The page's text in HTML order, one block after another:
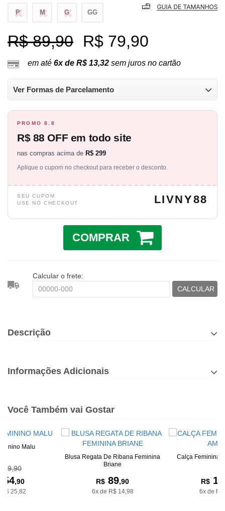
P M G GG
R$ 89,90 R$ 79,90
em até 6x de R$ 13,32 sem juros no cartão
Ver Formas de Parcelamento
PROMO 8.8
R$ 88 OFF em todo site
nas compras acima de R$ 299
Aplique o cupom no checkout para receber o desconto.
SEU CUPOM
USE NO CHECKOUT
LIVNY88
COMPRAR
Calcular o frete:
CALCULAR
Descrição
Informações Adicionais
Você Também vai Gostar
Malu
,90
25,82
Blusa Regata De Ribana Feminina
Briane
R$ 89,90
6x de R$ 14,98
Calça Feminina
R$
6x de